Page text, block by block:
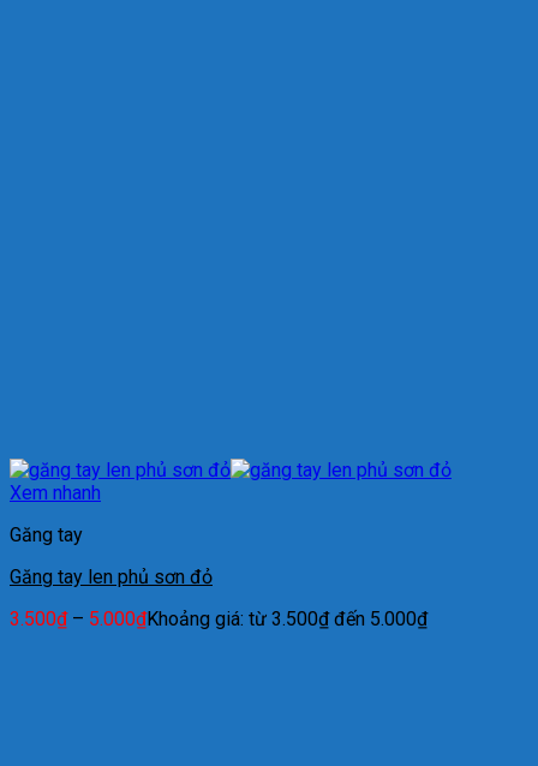
Xem nhanh
Găng tay
Găng tay len phủ sơn đỏ
3.500₫ – 5.000₫Khoảng giá: từ 3.500₫ đến 5.000₫